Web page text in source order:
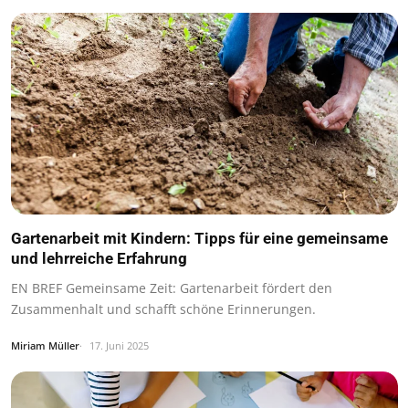
Gartenarbeit mit Kindern: Tipps für eine gemeinsame
und lehrreiche Erfahrung
EN BREF Gemeinsame Zeit: Gartenarbeit fördert den
Zusammenhalt und schafft schöne Erinnerungen.
Miriam Müller 17. Juni 2025